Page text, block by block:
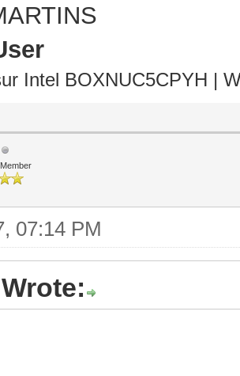
Intel BOXNUC5CPYH |
07:14 PM